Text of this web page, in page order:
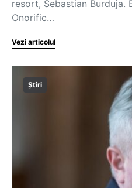
resort, Sebastian Burduja.
Onorific…
Vezi articolul
Știri